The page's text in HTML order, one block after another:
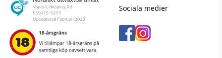
Sociala medier